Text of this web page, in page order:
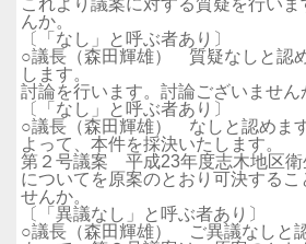
これより議案に対する質疑を行い
んか。
〔「なし」と呼ぶ者あり〕
○議長（森田輝雄） 質疑なしと認
します。
討論を行います。討論ございません
〔「なし」と呼ぶ者あり〕
○議長（森田輝雄） なしと認めます
よって、本件を採決いたします。
第２号議案 平成23年度志木地区衛
についてを原案のとおり可決するこ
せんか。
〔「異議なし」と呼ぶ者あり〕
○議長（森田輝雄） ご異議なしと